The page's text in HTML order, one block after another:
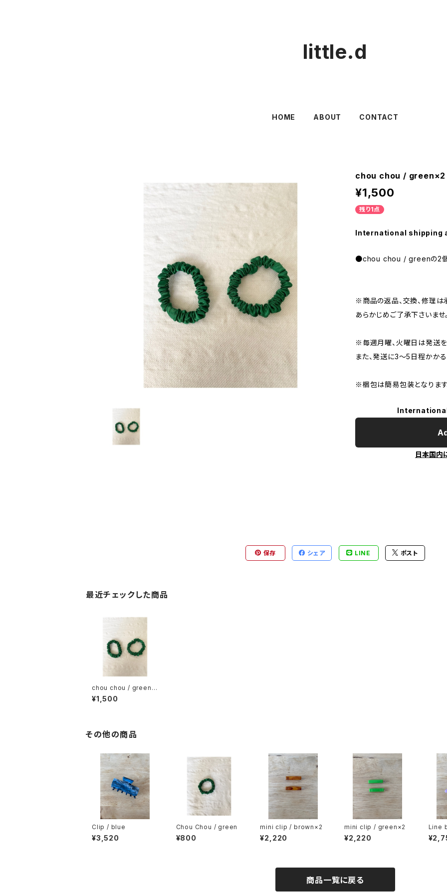
little.d
HOME ABOUT CONTACT
chou chou / green×2
¥1,500
残り1点
International shipping
●chou chou / greenの2個
※商品の返品、交換、修理は
あらかじめご了承下さいませ。
※毎週月曜、火曜日は発送を
また、発送に3〜5日程かか
※梱包は簡易包装となります
日本国内
保存 シェア LINE ポスト
最近チェックした商品
chou chou / green×
2
¥1,500
その他の商品
Clip / blue
¥3,520
Chou Chou / green
¥800
mini clip / brown×2
¥2,220
mini clip / green×2
¥2,220
Line
e
商品一覧に戻る